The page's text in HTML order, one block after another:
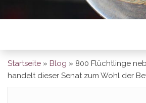
Startseite » Blog » 800 Flüchtlinge
handelt dieser Senat zum Wohl der